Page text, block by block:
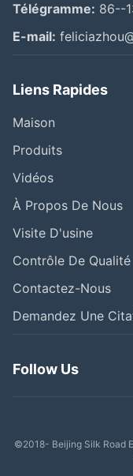
Télégramme: 86--
E-mail:
Liens Rapides
Maison
Produits
Vidéos
À Propos De Nous
Visite D'usine
Contrôle De Qualité
Contactez-Nous
Demandez Une
Follow Us
©2018- Beijing Silk Road